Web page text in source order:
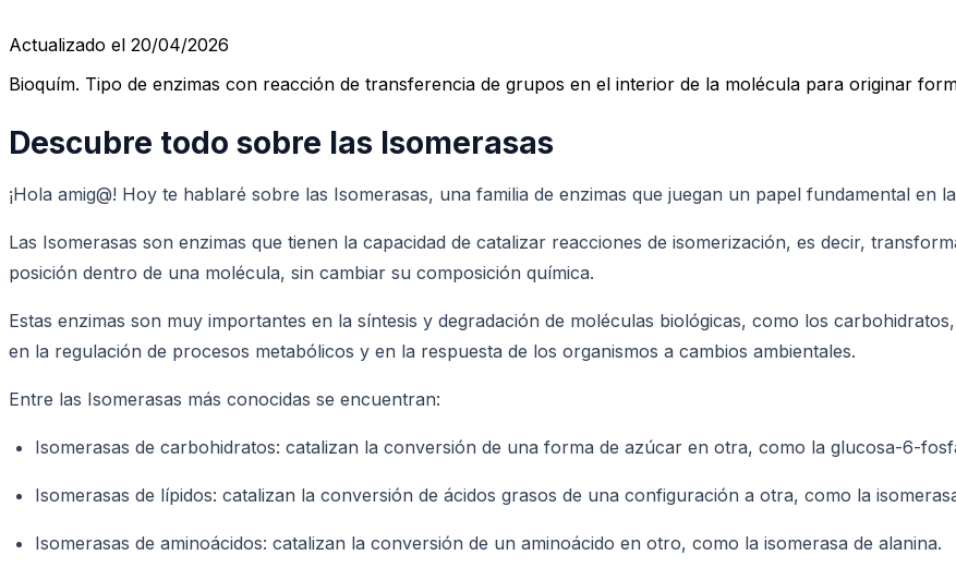
Actualizado el 20/04/2026
Bioquím. Tipo de enzimas con reacción de transferencia de grupos en el interior de la molécula para originar
Descubre todo sobre las Isomerasas
¡Hola amig@! Hoy te hablaré sobre las Isomerasas, una familia de enzimas que juegan un papel fundamental en
Las Isomerasas son enzimas que tienen la capacidad de catalizar reacciones de isomerización, es decir,
posición dentro de una molécula, sin cambiar su composición química.
Estas enzimas son muy importantes en la síntesis y degradación de moléculas biológicas, como los
en la regulación de procesos metabólicos y en la respuesta de los organismos a cambios ambientales.
Entre las Isomerasas más conocidas se encuentran:
Isomerasas de carbohidratos: catalizan la conversión de una forma de azúcar en otra, como la glucosa-6-
Isomerasas de lípidos: catalizan la conversión de ácidos grasos de una configuración a otra, como la
Isomerasas de aminoácidos: catalizan la conversión de un aminoácido en otro, como la isomerasa de alanina.